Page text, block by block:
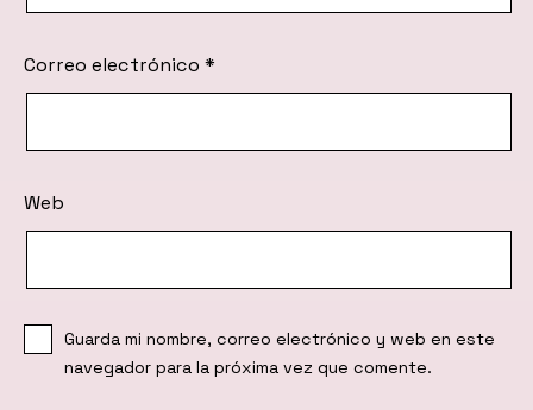
Correo electrónico *
Web
Guarda mi nombre, correo electrónico y web en este
navegador para la próxima vez que comente.